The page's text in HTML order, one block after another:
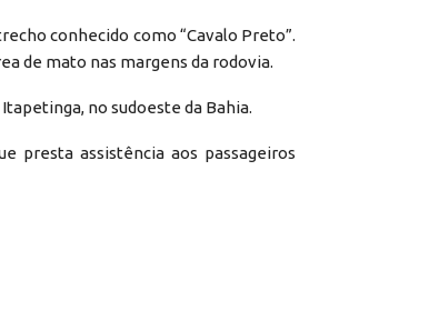
conhecido como “Cavalo Preto”.
de mato nas margens da rodovia.
no sudoeste da Bahia.
presta assistência aos passageiros